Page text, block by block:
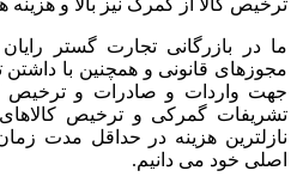
مجوزهای قانونی و همچنین با
جهت واردات و صادرات و ترخیص
تشریفات گمرکی و ترخیص
نازلترین هزینه در حداقل مدت
اصلی خود می دانیم.